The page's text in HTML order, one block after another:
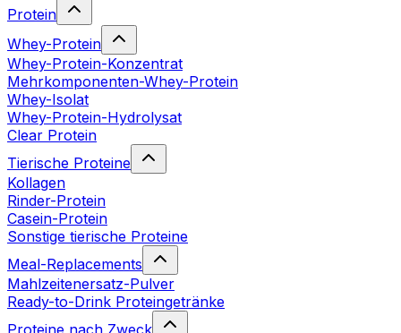
Protein
Whey-Protein
Whey-Protein-Konzentrat
Mehrkomponenten-Whey-Protein
Whey-Isolat
Whey-Protein-Hydrolysat
Clear Protein
Tierische Proteine
Kollagen
Rinder-Protein
Casein-Protein
Sonstige tierische Proteine
Meal-Replacements
Mahlzeitenersatz-Pulver
Ready-to-Drink Proteingetränke